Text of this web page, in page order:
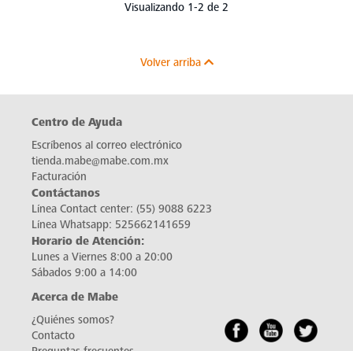
Visualizando 1-2 de 2
Volver arriba
Centro de Ayuda
Escríbenos al correo electrónico
tienda.mabe@mabe.com.mx
Facturación
Contáctanos
Línea Contact center: (55) 9088 6223
Línea Whatsapp: 525662141659
Horario de Atención:
Lunes a Viernes 8:00 a 20:00
Sábados 9:00 a 14:00
Acerca de Mabe
¿Quiénes somos?
Contacto